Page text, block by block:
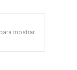
mostrar